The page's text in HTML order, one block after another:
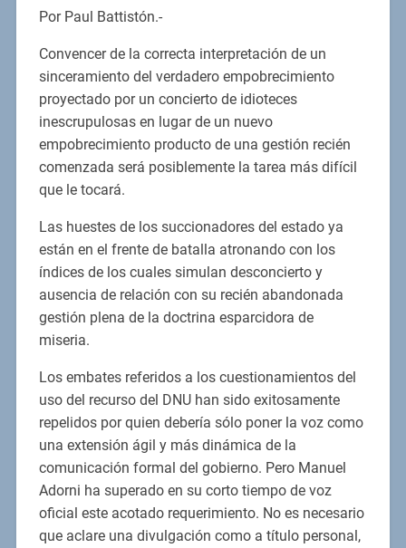
Por Paul Battistón.-
Convencer de la correcta interpretación de un
sinceramiento del verdadero empobrecimiento
proyectado por un concierto de idioteces
inescrupulosas en lugar de un nuevo
empobrecimiento producto de una gestión recién
comenzada será posiblemente la tarea más difícil
que le tocará.
Las huestes de los succionadores del estado ya
están en el frente de batalla atronando con los
índices de los cuales simulan desconcierto y
ausencia de relación con su recién abandonada
gestión plena de la doctrina esparcidora de
miseria.
Los embates referidos a los cuestionamientos del
uso del recurso del DNU han sido exitosamente
repelidos por quien debería sólo poner la voz como
una extensión ágil y más dinámica de la
comunicación formal del gobierno. Pero Manuel
Adorni ha superado en su corto tiempo de voz
oficial este acotado requerimiento. No es necesario
que aclare una divulgación como a título personal,